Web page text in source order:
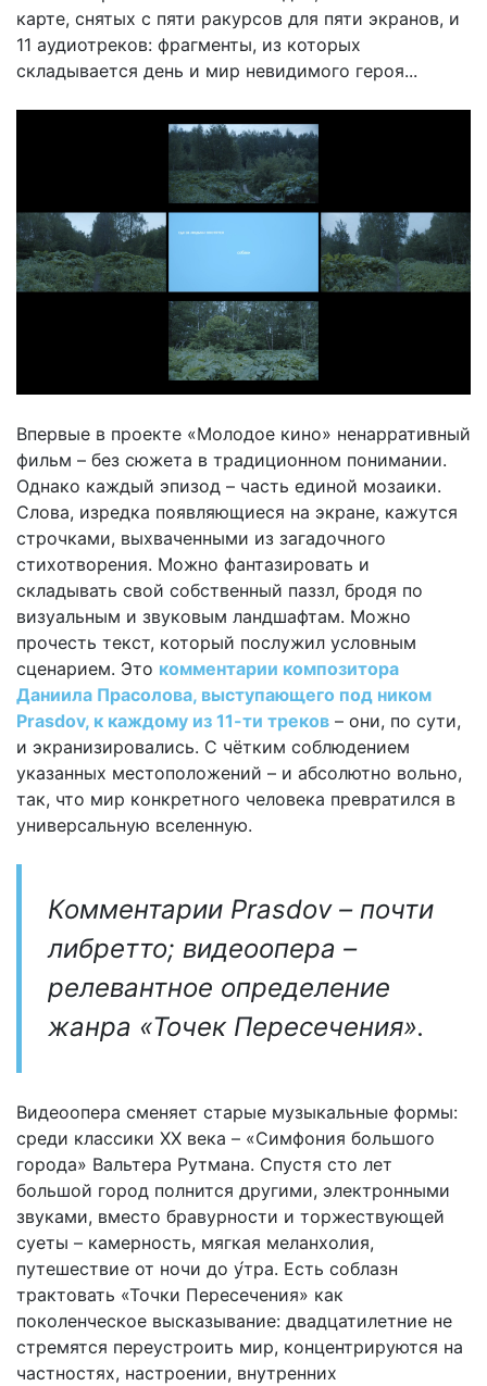
карте, снятых с пяти ракурсов для пяти экранов, и
11 аудиотреков: фрагменты, из которых
складывается день и мир невидимого героя...
Впервые в проекте «Молодое кино» ненарративный
фильм – без сюжета в традиционном понимании.
Однако каждый эпизод – часть единой мозаики.
Слова, изредка появляющиеся на экране, кажутся
строчками, выхваченными из загадочного
стихотворения. Можно фантазировать и
складывать свой собственный паззл, бродя по
визуальным и звуковым ландшафтам. Можно
прочесть текст, который послужил условным
сценарием. Это комментарии композитора
Даниила Прасолова, выступающего под ником
Prasdov, к каждому из 11-ти треков – они, по сути,
и экранизировались. С чётким соблюдением
указанных местоположений – и абсолютно вольно,
так, что мир конкретного человека превратился в
универсальную вселенную.
Комментарии Prasdov – почти
либретто; видеоопера –
релевантное определение
жанра «Точек Пересечения».
Видеоопера сменяет старые музыкальные формы:
среди классики ХХ века – «Симфония большого
города» Вальтера Рутмана. Спустя сто лет
большой город полнится другими, электронными
звуками, вместо бравурности и торжествующей
суеты – камерность, мягкая меланхолия,
путешествие от ночи до у́тра. Есть соблазн
трактовать «Точки Пересечения» как
поколенческое высказывание: двадцатилетние не
стремятся переустроить мир, концентрируются на
частностях, настроении, внутренних